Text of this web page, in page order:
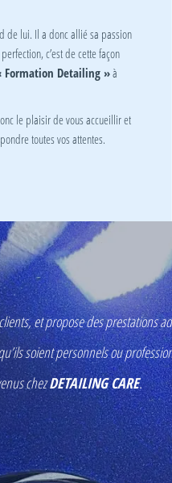
de lui. Il a donc allié sa passion
c’est de cette façon
Formation Detailing »à
le plaisir de vous accueillir et
toutes vos attentes.
et propose des prestations
soient personnels ou
chezDETAILING CARE.